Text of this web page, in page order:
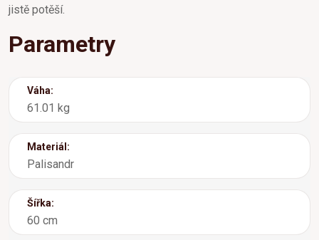
jistě potěší.
Parametry
Váha:
61.01 kg
Materiál:
Palisandr
Šířka:
60 cm